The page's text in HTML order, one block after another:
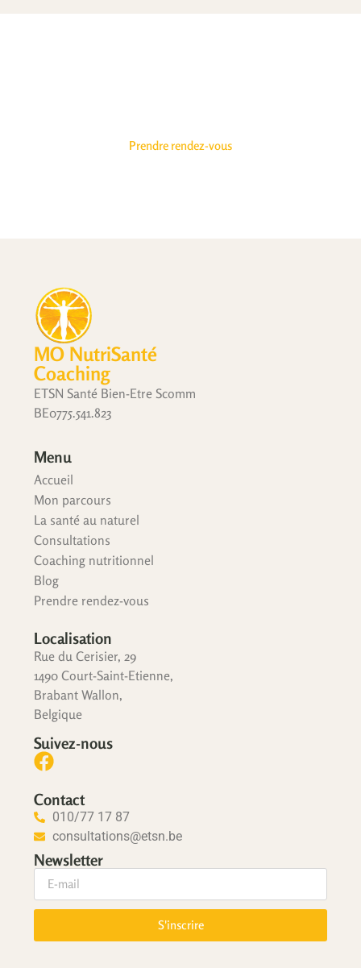
Prendre rendez-vous
MO NutriSanté
Coaching
ETSN Santé Bien-Etre Scomm
BE0775.541.823
Menu
Accueil
Mon parcours
La santé au naturel
Consultations
Coaching nutritionnel
Blog
Prendre rendez-vous
Localisation
Rue du Cerisier, 29
1490 Court-Saint-Etienne,
Brabant Wallon,
Belgique
Suivez-nous
Contact
010/77 17 87
consultations@etsn.be
Newsletter
S'inscrire